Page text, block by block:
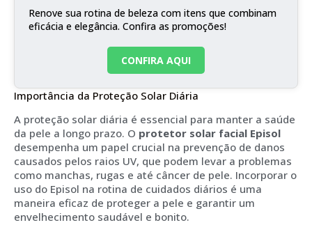
Renove sua rotina de beleza com itens que combinam
eficácia e elegância. Confira as promoções!
CONFIRA AQUI
Importância da Proteção Solar Diária
A proteção solar diária é essencial para manter a saúde
da pele a longo prazo. O protetor solar facial Episol
desempenha um papel crucial na prevenção de danos
causados pelos raios UV, que podem levar a problemas
como manchas, rugas e até câncer de pele. Incorporar o
uso do Episol na rotina de cuidados diários é uma
maneira eficaz de proteger a pele e garantir um
envelhecimento saudável e bonito.